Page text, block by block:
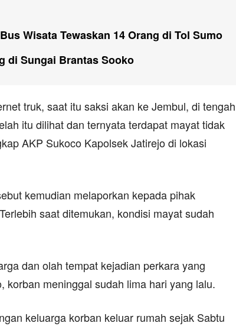
Wisata Tewaskan 14 Orang di Tol Sumo
di Sungai Brantas Sooko
truk, saat itu saksi akan ke Jembul, di tengah
itu dilihat dan ternyata terdapat mayat tidak
AKP Sukoco Kapolsek Jatirejo di lokasi
kemudian melaporkan kepada pihak
saat ditemukan, kondisi mayat sudah
dan olah tempat kejadian perkara yang
korban meninggal sudah lima hari yang lalu.
keluarga korban keluar rumah sejak Sabtu